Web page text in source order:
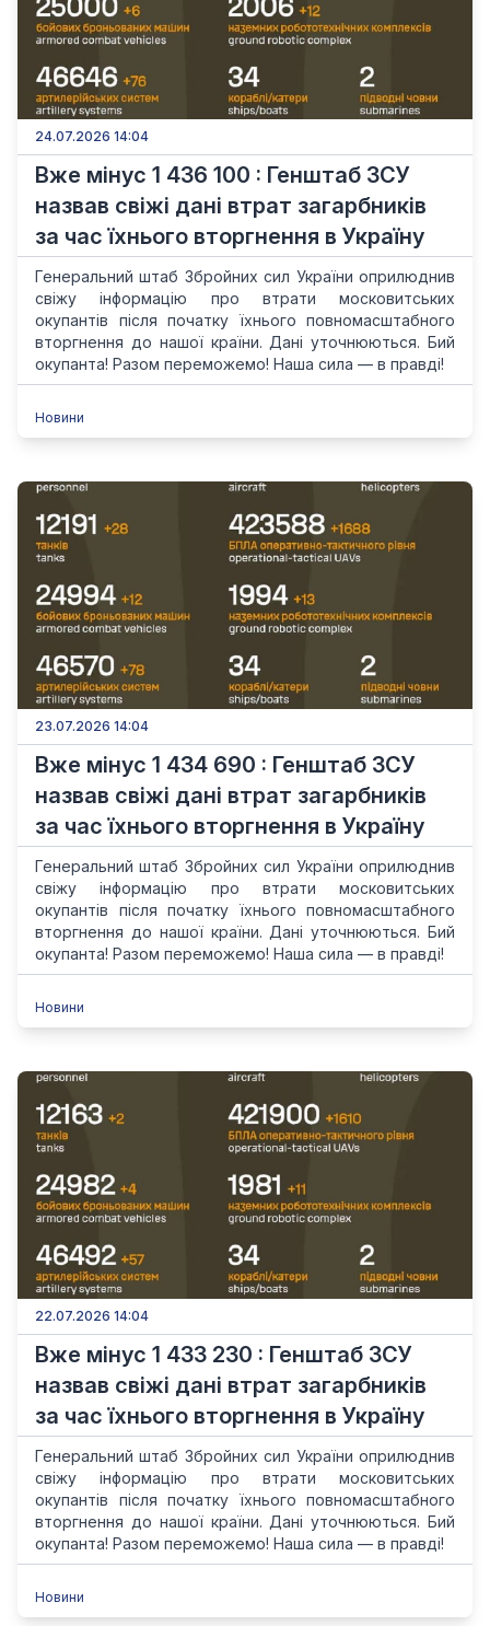
24.07.2026 14:04
Вже мінус 1 436 100 : Генштаб ЗСУ
назвав свіжі дані втрат загарбників
за час їхнього вторгнення в Україну
Генеральний штаб Збройних сил України оприлюднив
свіжу інформацію про втрати московитських
окупантів після початку їхнього повномасштабного
вторгнення до нашої країни. Дані уточнюються. Бий
окупанта! Разом переможемо! Наша сила — в правді!
Новини
23.07.2026 14:04
Вже мінус 1 434 690 : Генштаб ЗСУ
назвав свіжі дані втрат загарбників
за час їхнього вторгнення в Україну
Генеральний штаб Збройних сил України оприлюднив
свіжу інформацію про втрати московитських
окупантів після початку їхнього повномасштабного
вторгнення до нашої країни. Дані уточнюються. Бий
окупанта! Разом переможемо! Наша сила — в правді!
Новини
22.07.2026 14:04
Вже мінус 1 433 230 : Генштаб ЗСУ
назвав свіжі дані втрат загарбників
за час їхнього вторгнення в Україну
Генеральний штаб Збройних сил України оприлюднив
свіжу інформацію про втрати московитських
окупантів після початку їхнього повномасштабного
вторгнення до нашої країни. Дані уточнюються. Бий
окупанта! Разом переможемо! Наша сила — в правді!
Новини